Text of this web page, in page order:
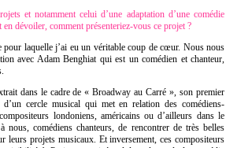
et notamment celui d’une adaptation d’une comédie
en dévoiler, comment présenteriez-vous ce projet ?
pour laquelle j’ai eu un véritable coup de cœur. Nous nous
avec Adam Benghiat qui est un comédien et chanteur,
dans le cadre de « Broadway au Carré », son premier
cercle musical qui met en relation des comédiens-
londoniens, américains ou d’ailleurs dans le
nous, comédiens chanteurs, de rencontrer de très belles
leurs projets musicaux. Et inversement, ces compositeurs